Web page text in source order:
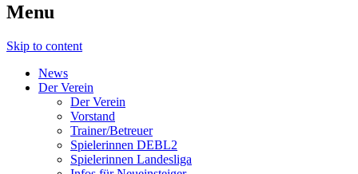
Menu
Skip to content
News
Der Verein
Der Verein
Vorstand
Trainer/Betreuer
Spielerinnen DEBL2
Spielerinnen Landesliga